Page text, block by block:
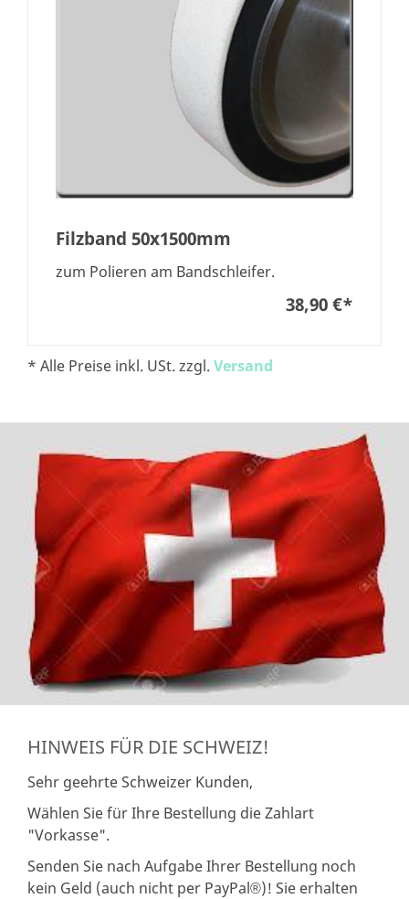
Filzband 50x1500mm
zum Polieren am Bandschleifer.
38,90 €*
* Alle Preise inkl. USt. zzgl. Versand
HINWEIS FÜR DIE SCHWEIZ!
Sehr geehrte Schweizer Kunden,
Wählen Sie für Ihre Bestellung die Zahlart
"Vorkasse".
Senden Sie nach Aufgabe Ihrer Bestellung noch
kein Geld (auch nicht per PayPal®)! Sie erhalten